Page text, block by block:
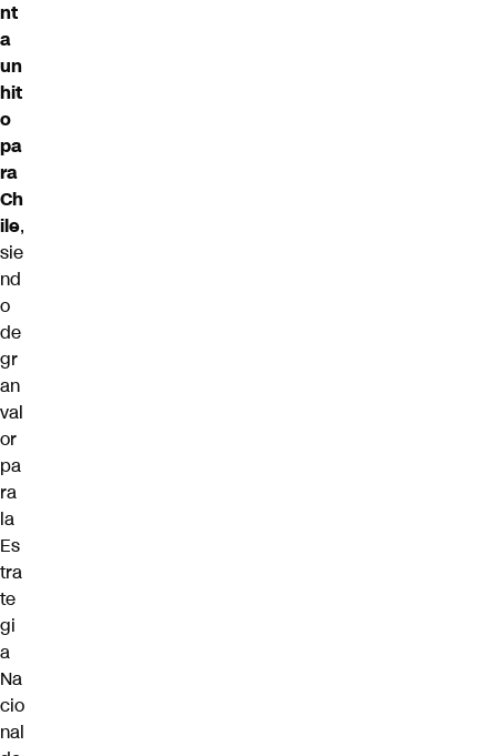
nt
a
un
hit
o
pa
ra
Ch
ile,
sie
nd
o
de
gr
an
val
or
pa
ra
la
Es
tra
te
gi
a
Na
cio
nal